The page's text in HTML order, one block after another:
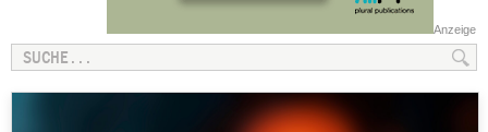
Anzeige